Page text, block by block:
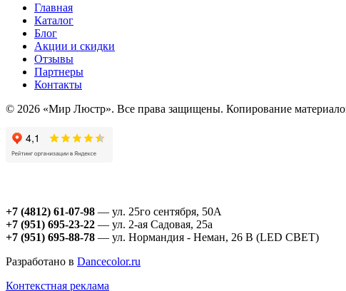
Главная
Каталог
Блог
Акции и скидки
Отзывы
Партнеры
Контакты
© 2026 «Мир Люстр». Все права защищены. Копирование
+7 (4812) 61-07-98 — ул. 25го сентября, 50А
+7 (951) 695-23-22 — ул. 2-ая Садовая, 25а
+7 (951) 695-88-78 — ул. Нормандия - Неман, 26 В (LED СВЕТ)
Разработано в Dancecolor.ru
Контекстная реклама